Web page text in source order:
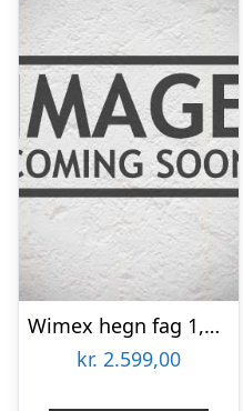
Wimex hegn fag 1,4×1,895m – 9978000004
kr. 2.599,00